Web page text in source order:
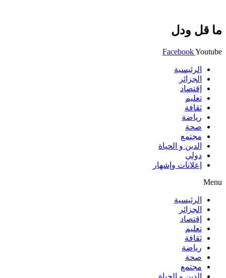
ما قل ودل
FacebookYoutube
الرئيسية
الجزائر
إقتصاد
تعليم
ثقافة
رياضة
صحة
مجتمع
الدين و الحياة
دولي
إعلانات وإشهار
Menu
الرئيسية
الجزائر
إقتصاد
تعليم
ثقافة
رياضة
صحة
مجتمع
الدين و الحياة